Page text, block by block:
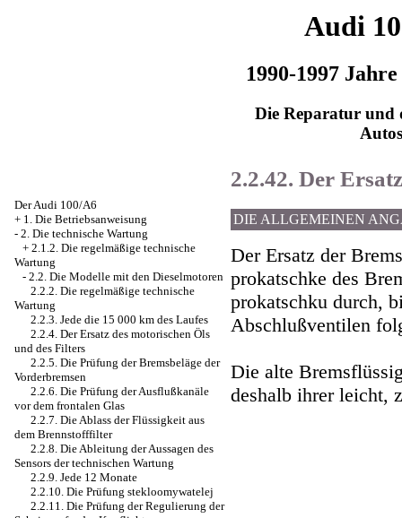
Audi
1990-1997
Die Reparatur und
Autos
Der Audi 100/A6
+ 1. Die Betriebsanweisung
- 2. Die technische Wartung
+ 2.1.2. Die regelmäßige technische
Wartung
- 2.2. Die Modelle mit den Dieselmotoren
2.2.2. Die regelmäßige technische
Wartung
2.2.3. Jede die 15 000 km des Laufes
2.2.4. Der Ersatz des motorischen Öls
und des Filters
2.2.5. Die Prüfung der Bremsbeläge der
Vorderbremsen
2.2.6. Die Prüfung der Ausflußkanäle
vor dem frontalen Glas
2.2.7. Die Ablass der Flüssigkeit aus
dem Brennstofffilter
2.2.8. Die Ableitung der Aussagen des
Sensors der technischen Wartung
2.2.9. Jede 12 Monate
2.2.10. Die Prüfung stekloomywatelej
2.2.11. Die Prüfung der Regulierung der
2.2.42. Der
DIE ALLGEMEINEN
Der Ersatz der
prokatschke des
prokatschku durch,
Abschlußventilen
Die alte
deshalb ihrer leicht,